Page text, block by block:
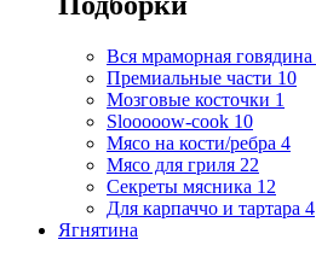
Вся мраморная говядина
Премиальные части 10
Мозговые косточки 1
Slooooow-cook 10
Мясо на кости/ребра 4
Мясо для гриля 22
Секреты мясника 12
Для карпаччо и тартара 4
Ягнятина